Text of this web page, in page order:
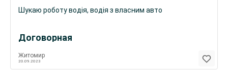
Договорная
Шукаю роботу водія, водія з власним авто
Житомир
20.09.2023